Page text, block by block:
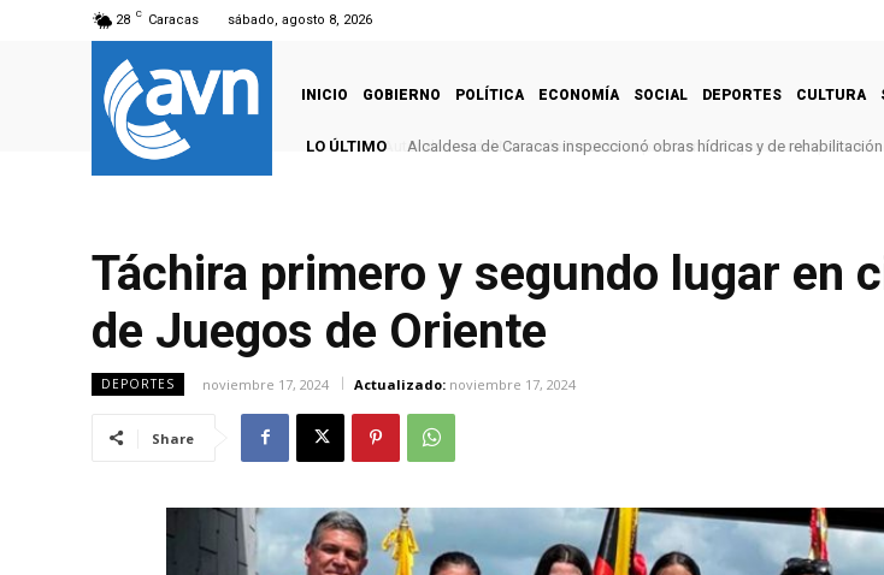
28 C Caracas sábado, agosto 8, 2026
INICIO GOBIERNO POLÍTICA ECONOMÍA SOCIAL DEPORTES CULTURA
LO ÚLTIMO Alcaldesa de Caracas inspeccionó obras hídricas y de rehabilitación
Táchira primero y segundo lugar en
de Juegos de Oriente
DEPORTES noviembre 17, 2024 Actualizado: noviembre 17, 2024
Share